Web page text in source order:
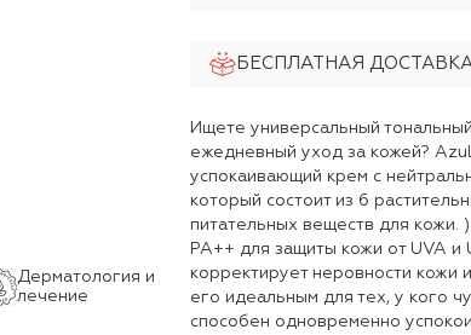
Дерматология и
лечение
БЕСПЛАТНАЯ
Ищете универсальный
ежедневный уход за кожей?
успокаивающий крем с
который состоит из 6
питательных веществ для кожи.
PA++ для защиты кожи от UVA и
корректирует неровности кожи
его идеальным для тех, у кого
способен одновременно